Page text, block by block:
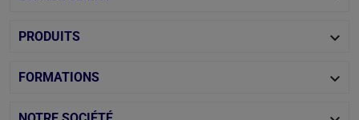
PRODUITS 
FORMATIONS 